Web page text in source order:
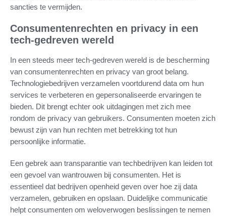
sancties te vermijden.
Consumentenrechten en privacy in een
tech-gedreven wereld
In een steeds meer tech-gedreven wereld is de bescherming
van consumentenrechten en privacy van groot belang.
Technologiebedrijven verzamelen voortdurend data om hun
services te verbeteren en gepersonaliseerde ervaringen te
bieden. Dit brengt echter ook uitdagingen met zich mee
rondom de privacy van gebruikers. Consumenten moeten zich
bewust zijn van hun rechten met betrekking tot hun
persoonlijke informatie.
Een gebrek aan transparantie van techbedrijven kan leiden tot
een gevoel van wantrouwen bij consumenten. Het is
essentieel dat bedrijven openheid geven over hoe zij data
verzamelen, gebruiken en opslaan. Duidelijke communicatie
helpt consumenten om weloverwogen beslissingen te nemen